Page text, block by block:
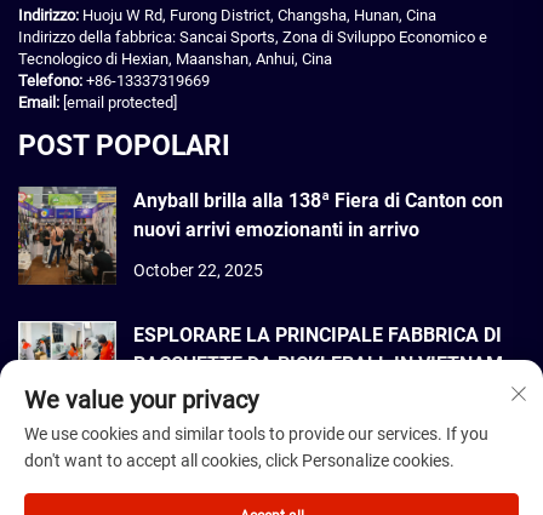
Indirizzo: Huoju W Rd, Furong District, Changsha, Hunan, Cina
Indirizzo della fabbrica: Sancai Sports, Zona di Sviluppo Economico e
Tecnologico di Hexian, Maanshan, Anhui, Cina
Telefono: +86-13337319669
Email: [email protected]
POST POPOLARI
Anyball brilla alla 138ª Fiera di Canton con
nuovi arrivi emozionanti in arrivo
October 22, 2025
ESPLORARE LA PRINCIPALE FABBRICA DI
RACCHETTE DA PICKLEBALL IN VIETNAM
September 22, 2025
Diritti d'autore © 2026 Dmantis Sports Goods Co., Ltd. Beijing Tutti i diritti
riservati. - Informativa sulla privacy
We value your privacy
We use cookies and similar tools to provide our services. If you
don't want to accept all cookies, click Personalize cookies.